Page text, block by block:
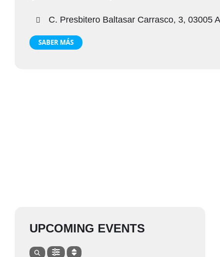
C. Presbitero Baltasar Carrasco, 3, 03005
SABER MÁS
UPCOMING EVENTS